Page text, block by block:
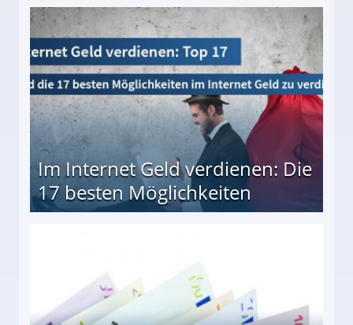
besten Möglichkeiten
Im Internet Geld verdienen: Die
17 besten Möglichkeiten